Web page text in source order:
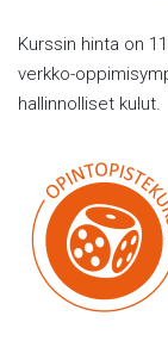
Kurssin hinta on
verkko-
hallinnolliset kulut.